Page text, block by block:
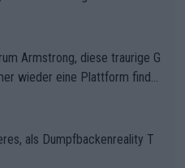
machen und konkret am Erf
anzurechnen. Das ist ein Zei
Armstrong, diese traurige G
wieder eine Plattform finde
als Dumpfbackenreality T